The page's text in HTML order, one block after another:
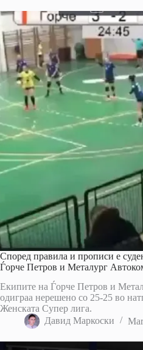
Според правила и прописи е
Ѓорче Петров и Металург
Екипите на Ѓорче Петров и
одиграа нерешено со 25-25 во
Женската Супер лига.
Давид Маркоски